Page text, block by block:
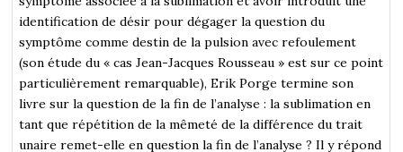
identification de désir pour dégager la question du
symptôme comme destin de la pulsion avec refoulement
(son étude du « cas Jean-Jacques Rousseau » est sur ce point
particulièrement remarquable), Erik Porge termine son
livre sur la question de la fin de l’analyse : la sublimation en
tant que répétition de la mêmeté de la différence du trait
unaire remet-elle en question la fin de l’analyse ? Il y répond